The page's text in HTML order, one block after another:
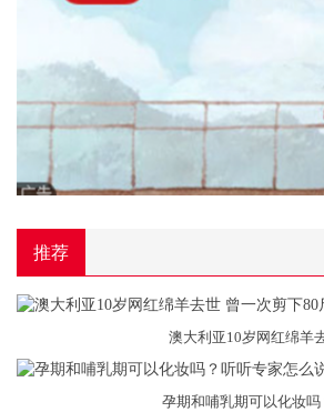
推荐
澳大利亚10岁网红绵羊
孕期和哺乳期可以化妆吗